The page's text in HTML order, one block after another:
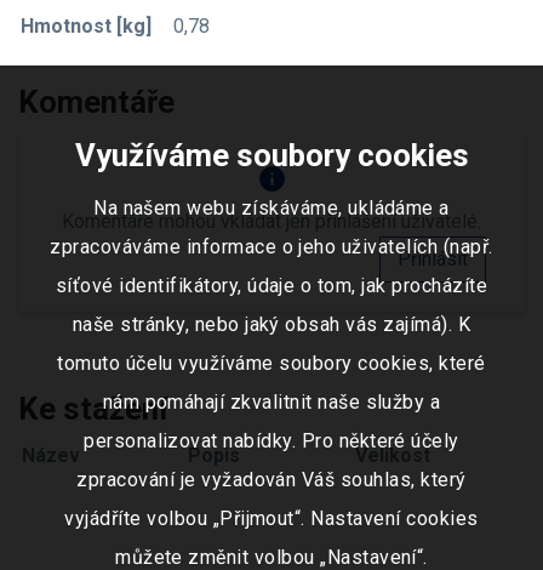
Hmotnost [kg] 0,78
Komentáře
info
Komentáře mohou vkládat jen přihlášení uživatelé.
Přihlásit
Ke stažení
Název Popis Velikost
Využíváme soubory cookies
Na našem webu získáváme, ukládáme a
zpracováváme informace o jeho uživatelích (např.
síťové identifikátory, údaje o tom, jak procházíte
naše stránky, nebo jaký obsah vás zajímá). K
tomuto účelu využíváme soubory cookies, které
nám pomáhají zkvalitnit naše služby a
personalizovat nabídky. Pro některé účely
zpracování je vyžadován Váš souhlas, který
vyjádříte volbou „Přijmout“. Nastavení cookies
můžete změnit volbou „Nastavení“.